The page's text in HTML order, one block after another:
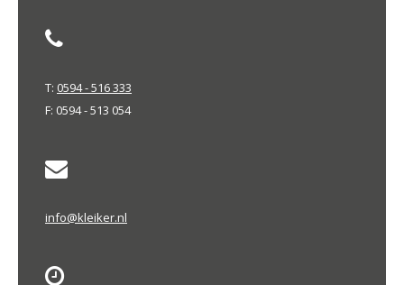
T: 0594 - 516 333
F: 0594 - 513 054
info@kleiker.nl